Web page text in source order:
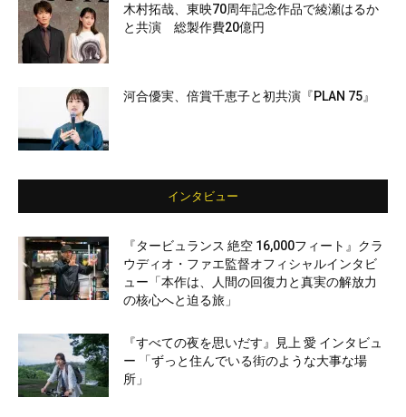
木村拓哉、東映70周年記念作品で綾瀬はるか
と共演 総製作費20億円
河合優実、倍賞千恵子と初共演『PLAN 75』
インタビュー
『タービュランス 絶空 16,000フィート』クラ
ウディオ・ファエ監督オフィシャルインタビ
ュー「本作は、人間の回復力と真実の解放力
の核心へと迫る旅」
『すべての夜を思いだす』見上 愛 インタビュ
ー 「ずっと住んでいる街のような大事な場
所」